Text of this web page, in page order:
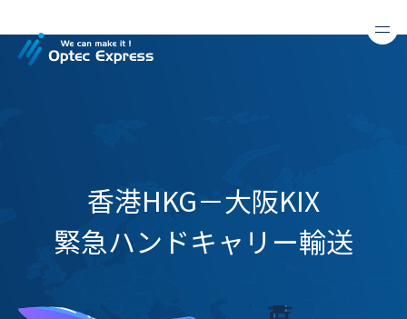
香港HKG－大阪KIX
緊急ハンドキャリー輸送